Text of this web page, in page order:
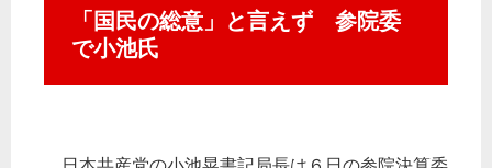
「国民の総意」と言えず 参院委
で小池氏